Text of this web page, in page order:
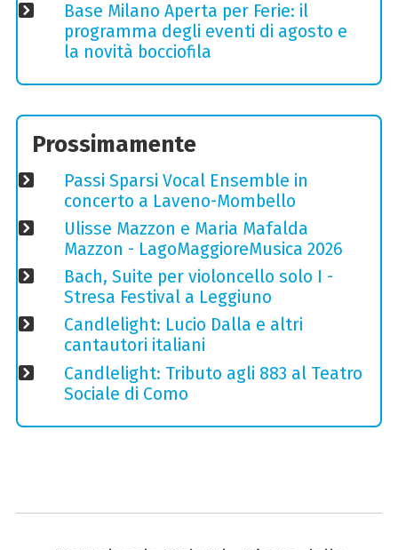
Base Milano Aperta per Ferie: il
programma degli eventi di agosto e
la novità bocciofila
Prossimamente
Passi Sparsi Vocal Ensemble in
concerto a Laveno-Mombello
Ulisse Mazzon e Maria Mafalda
Mazzon - LagoMaggioreMusica 2026
Bach, Suite per violoncello solo I -
Stresa Festival a Leggiuno
Candlelight: Lucio Dalla e altri
cantautori italiani
Candlelight: Tributo agli 883 al Teatro
Sociale di Como